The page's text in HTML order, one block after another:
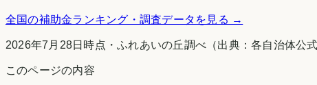
全国の補助金ランキング・調査データを見る →
2026年7月28日時点 ・ふれあいの丘調べ （出典：各自治体公
このページの内容